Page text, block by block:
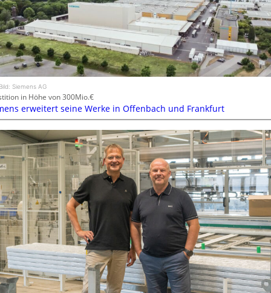
Siemens AG
in Höhe von 300Mio.€
erweitert seine Werke in Offenbach und Frankfurt